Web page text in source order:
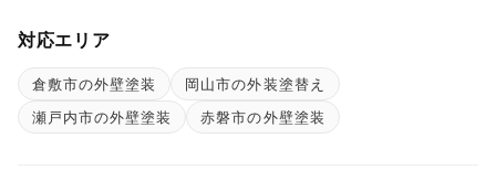
対応エリア
倉敷市の外壁塗装
岡山市の外装塗替え
瀬戸内市の外壁塗装
赤磐市の外壁塗装